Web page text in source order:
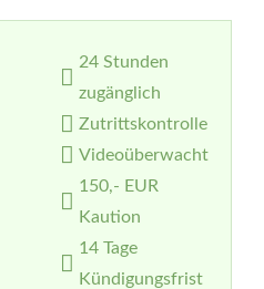
24 Stunden
zugänglich
Zutrittskontrolle
Videoüberwacht
150,- EUR
Kaution
14 Tage
Kündigungsfrist